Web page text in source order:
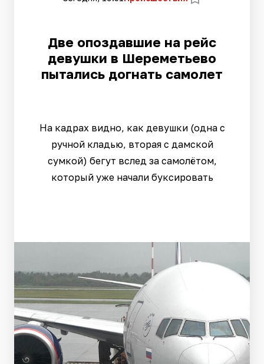
Две опоздавшие на рейс
девушки в Шереметьево
пытались догнать самолет
На кадрах видно, как девушки (одна с
ручной кладью, вторая с дамской
сумкой) бегут вслед за самолётом,
который уже начали буксировать